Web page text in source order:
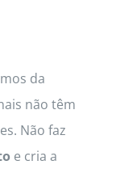
da
não têm
Não faz
e cria a